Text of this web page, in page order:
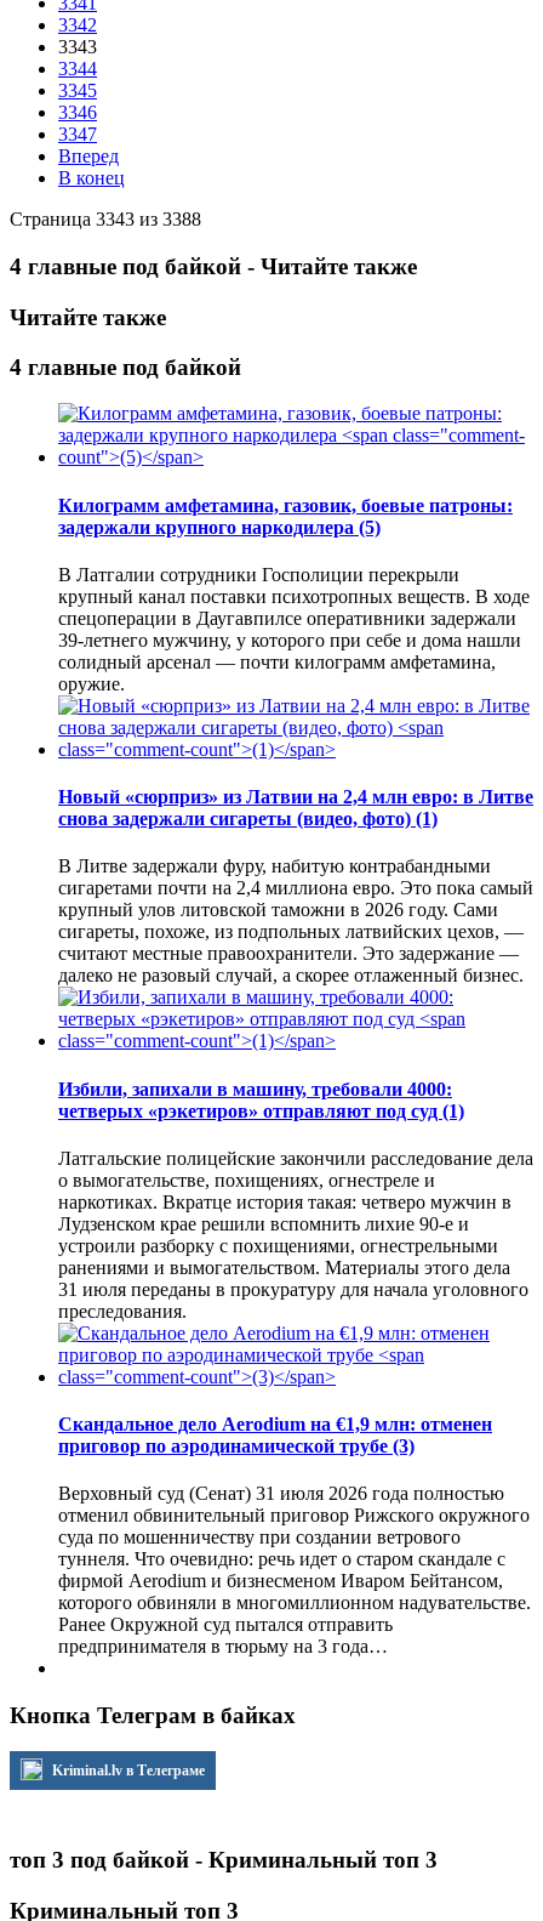
3342
3343
3344
3345
3346
3347
Вперед
В конец
Страница 3343 из 3388
4 главные под байкой - Читайте также
Читайте также
4 главные под байкой
Килограмм амфетамина, газовик, боевые патроны:
задержали крупного наркодилера (5)
В Латгалии сотрудники Госполиции перекрыли
крупный канал поставки психотропных веществ. В ходе
спецоперации в Даугавпилсе оперативники задержали
39-летнего мужчину, у которого при себе и дома нашли
солидный арсенал — почти килограмм амфетамина,
оружие.
Новый «сюрприз» из Латвии на 2,4 млн евро: в Литве
снова задержали сигареты (видео, фото) (1)
В Литве задержали фуру, набитую контрабандными
сигаретами почти на 2,4 миллиона евро. Это пока самый
крупный улов литовской таможни в 2026 году. Сами
сигареты, похоже, из подпольных латвийских цехов, —
считают местные правоохранители. Это задержание —
далеко не разовый случай, а скорее отлаженный бизнес.
Избили, запихали в машину, требовали 4000:
четверых «рэкетиров» отправляют под суд (1)
Латгальские полицейские закончили расследование дела
о вымогательстве, похищениях, огнестреле и
наркотиках. Вкратце история такая: четверо мужчин в
Лудзенском крае решили вспомнить лихие 90-е и
устроили разборку с похищениями, огнестрельными
ранениями и вымогательством. Материалы этого дела
31 июля переданы в прокуратуру для начала уголовного
преследования.
Скандальное дело Aerodium на €1,9 млн: отменен
приговор по аэродинамической трубе (3)
Верховный суд (Сенат) 31 июля 2026 года полностью
отменил обвинительный приговор Рижского окружного
суда по мошенничеству при создании ветрового
туннеля. Что очевидно: речь идет о старом скандале с
фирмой Aerodium и бизнесменом Иваром Бейтансом,
которого обвиняли в многомиллионном надувательстве.
Ранее Окружной суд пытался отправить
предпринимателя в тюрьму на 3 года…
Кнопка Телеграм в байках
Kriminal.lv в Телеграме
топ 3 под байкой - Криминальный топ 3
Криминальный топ 3